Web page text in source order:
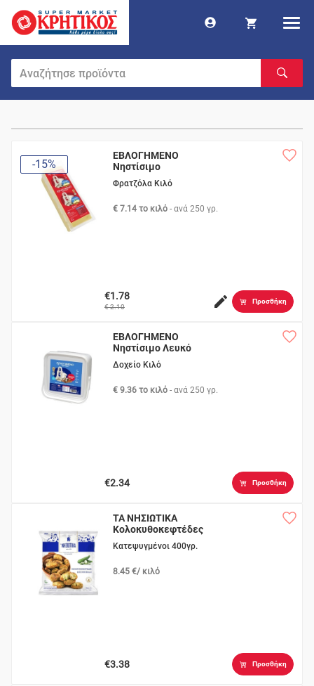
-15%
ΕΒΛΟΓΗΜΕΝΟ
Νηστίσιμο
Φρατζόλα Κιλό
€ 7.14 το κιλό - ανά250 γρ.
€1.78
€ 2.10
Προσθήκη
ΕΒΛΟΓΗΜΕΝΟ
Νηστίσιμο Λευκό
Δοχείο Κιλό
€ 9.36 το κιλό - ανά250 γρ.
€2.34 Προσθήκη
ΤΑ ΝΗΣΙΩΤΙΚΑ
Κολοκυθοκεφτέδες
Κατεψυγμένοι 400γρ.
8.45 €/ κιλό
€3.38 Προσθήκη